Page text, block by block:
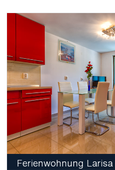
Ferienwohnung Larisa